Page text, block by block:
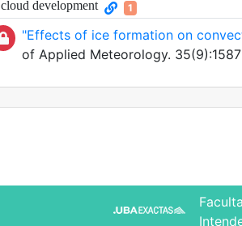
cloud development 1
"Effects of ice formation on
of Applied Meteorology.